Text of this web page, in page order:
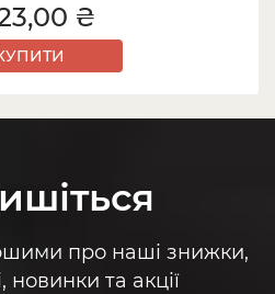
₴
про наші знижки,
новинки та акції